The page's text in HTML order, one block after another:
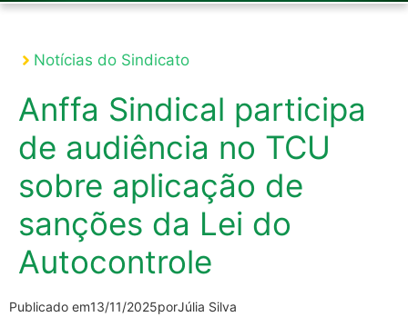
Notícias do Sindicato
Anffa Sindical participa
de audiência no TCU
sobre aplicação de
sanções da Lei do
Autocontrole
Publicado em13/11/2025porJúlia Silva